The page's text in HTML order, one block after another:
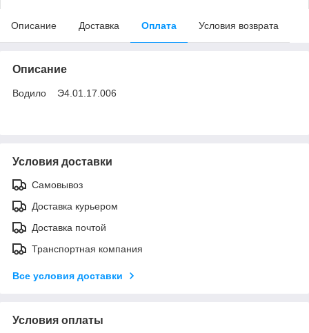
Описание Доставка Оплата Условия возврата
Описание
Водило Э4.01.17.006
Условия доставки
Самовывоз
Доставка курьером
Доставка почтой
Транспортная компания
Все условия доставки
Условия оплаты